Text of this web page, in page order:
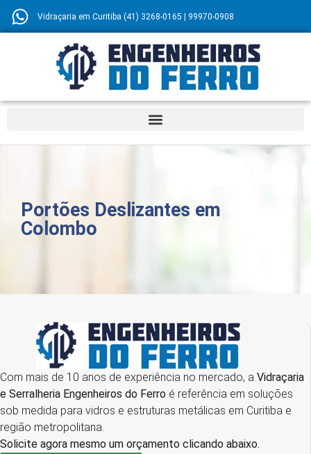
Vidraçaria em Curitiba (41) 3268-0165 | 99970-0908
Portões Deslizantes em
Colombo
Com mais de 10 anos de experiência no mercado, a Vidraçaria
e Serralheria Engenheiros do Ferro é referência em soluções
sob medida para vidros e estruturas metálicas em Curitiba e
região metropolitana.
Solicite agora mesmo um orçamento clicando abaixo.